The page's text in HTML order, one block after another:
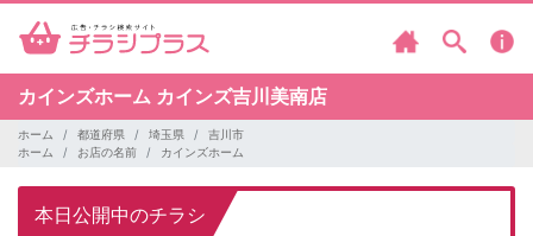
カインズホーム カインズ吉川美南店
ホーム 都道府県 埼玉県
吉川市
ホーム
お店の名前 カインズホーム
本日公開中のチラシ